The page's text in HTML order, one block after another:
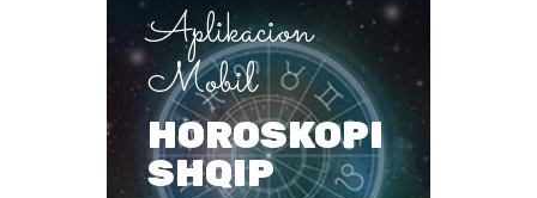
Aplikacion
Mobil
HOROSKOPI
SHQIP